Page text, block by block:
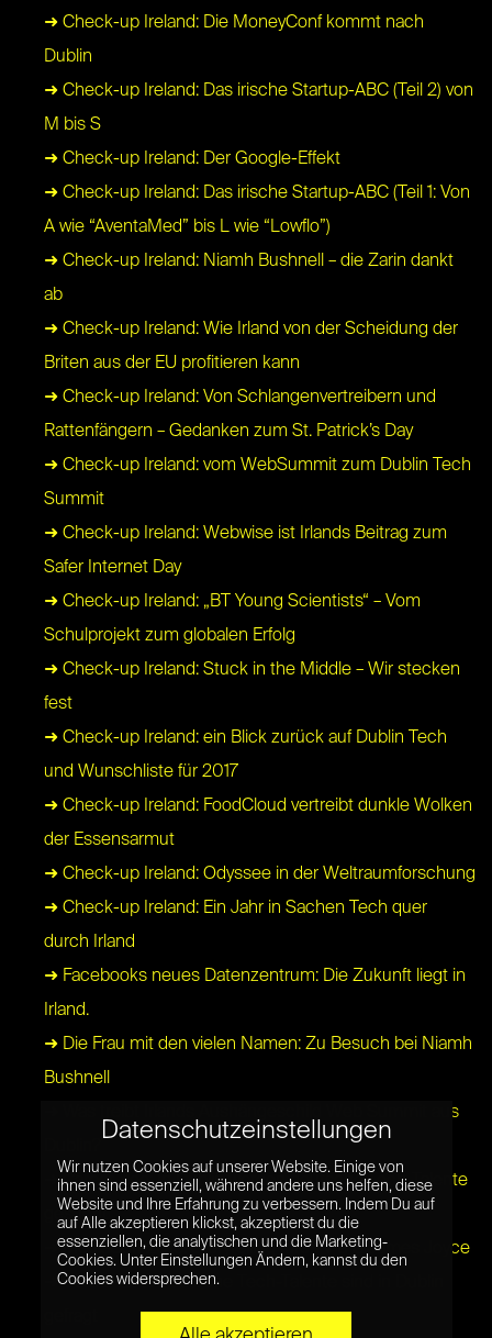
➜ Check-up Ireland: Die MoneyConf kommt nach
Dublin
➜ Check-up Ireland: Das irische Startup-ABC (Teil 2) von
M bis S
➜ Check-up Ireland: Der Google-Effekt
➜ Check-up Ireland: Das irische Startup-ABC (Teil 1: Von
A wie “AventaMed” bis L wie “Lowflo”)
➜ Check-up Ireland: Niamh Bushnell – die Zarin dankt
ab
➜ Check-up Ireland: Wie Irland von der Scheidung der
Briten aus der EU profitieren kann
➜ Check-up Ireland: Von Schlangenvertreibern und
Rattenfängern – Gedanken zum St. Patrick’s Day
➜ Check-up Ireland: vom WebSummit zum Dublin Tech
Summit
➜ Check-up Ireland: Webwise ist Irlands Beitrag zum
Safer Internet Day
➜ Check-up Ireland: „BT Young Scientists“ – Vom
Schulprojekt zum globalen Erfolg
➜ Check-up Ireland: Stuck in the Middle – Wir stecken
fest
➜ Check-up Ireland: ein Blick zurück auf Dublin Tech
und Wunschliste für 2017
➜ Check-up Ireland: FoodCloud vertreibt dunkle Wolken
der Essensarmut
➜ Check-up Ireland: Odyssee in der Weltraumforschung
➜ Check-up Ireland: Ein Jahr in Sachen Tech quer
durch Irland
➜ Facebooks neues Datenzentrum: Die Zukunft liegt in
Irland.
➜ Die Frau mit den vielen Namen: Zu Besuch bei Niamh
Bushnell
➜ Was treibt Irlands Aushängeschild Web Summit aus
➜ Career Zoo: In Dublin werden deutsche Tech-Talente
gesucht
➜ MediaCon 2015: Storytelling fürs TV à la James Joyce
➜ Career Zoo: Deutsche Tech-Talente sind in Dublin
Datenschutzeinstellungen
Wir nutzen Cookies auf unserer Website. Einige von
ihnen sind essenziell, während andere uns helfen, diese
Website und Ihre Erfahrung zu verbessern. Indem Du auf
auf Alle akzeptieren klickst, akzeptierst du die
essenziellen, die analytischen und die Marketing-
Cookies. Unter Einstellungen Ändern, kannst du den
Cookies widersprechen.